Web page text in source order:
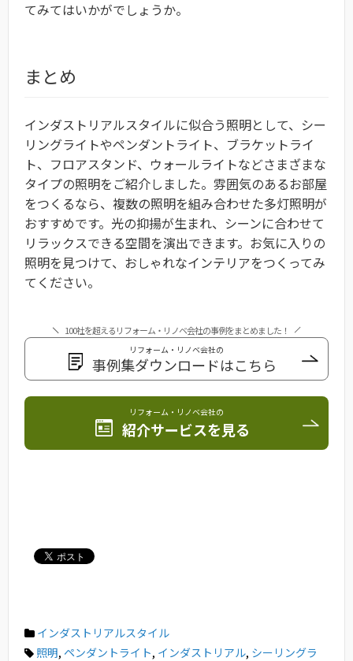
てみてはいかがでしょうか。
まとめ
インダストリアルスタイルに似合う照明として、シー
リングライトやペンダントライト、ブラケットライ
ト、フロアスタンド、ウォールライトなどさまざまな
タイプの照明をご紹介しました。雰囲気のあるお部屋
をつくるなら、複数の照明を組み合わせた多灯照明が
おすすめです。光の抑揚が生まれ、シーンに合わせて
リラックスできる空間を演出できます。お気に入りの
照明を見つけて、おしゃれなインテリアをつくってみ
てください。
100社を超えるリフォーム・リノベ会社の事例をまとめました！
リフォーム・リノベ会社の
事例集ダウンロードはこちら
リフォーム・リノベ会社の
紹介サービスを見る
インダストリアルスタイル
照明, ペンダントライト, インダストリアル, シーリングラ